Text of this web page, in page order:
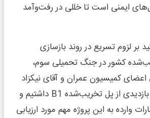
ایمنی است تا خللی در رفت‌وآمد
بر لزوم تسریع در روند بازسازی
کشور در جنگ تحمیلی سوم،
اعضای کمیسیون عمران و آقای نیکزاد
نایب رئیس مجلس بازدیدی از پل تخریب‌شده B1 داشتیم و
وارده به این پروژه مهم مورد ارزیابی